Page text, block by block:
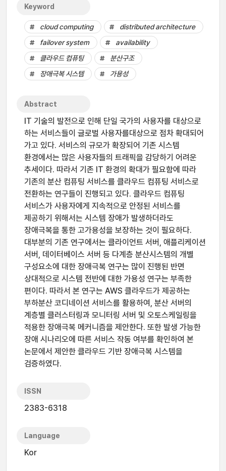
Keyword
cloud computing
distributed architecture
failover system
availability
클라우드 컴퓨팅
분산구조
장애극복 시스템
가용성
Abstract
IT 기술의 발전으로 인해 단일 국가의 사용자를 대상으로
하는 서비스들이 글로벌 사용자를대상으로 점차 확대되어
가고 있다. 서비스의 규모가 확장되어 기존 시스템
환경에서는 많은 사용자들의 트래픽을 감당하기 어려운
추세이다. 따라서 기존 IT 환경의 확대가 필요함에 따라
기존의 분산 컴퓨팅 서비스를 클라우드 컴퓨팅 서비스로
전환하는 연구들이 진행되고 있다. 클라우드 컴퓨팅
서비스가 사용자에게 지속적으로 안정된 서비스를
제공하기 위해서는 시스템 장애가 발생하더라도
장애극복을 통한 고가용성을 보장하는 것이 필요하다.
대부분의 기존 연구에서는 클라이언트 서버, 애플리케이션
서버, 데이터베이스 서버 등 다계층 분산시스템의 개별
구성요소에 대한 장애극복 연구는 많이 진행된 반면
상대적으로 시스템 전반에 대한 가용성 연구는 부족한
편이다. 따라서 본 연구는 AWS 클라우드가 제공하는
부하분산 코디네이션 서비스를 활용하여, 분산 서버의
계층별 클러스터링과 모니터링 서버 및 오토스케일링을
적용한 장애극복 메커니즘을 제안한다. 또한 발생 가능한
장애 시나리오에 따른 서비스 작동 여부를 확인하여 본
논문에서 제안한 클라우드 기반 장애극복 시스템을
검증하였다.
ISSN
2383-6318
Language
Kor